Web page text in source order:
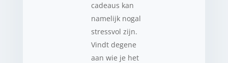
cadeaus kan
namelijk nogal
stressvol zijn.
Vindt degene
aan wie je het